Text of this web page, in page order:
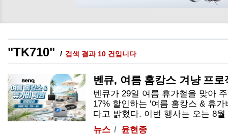
"TK710" 검색 결과 10 건입니다
벤큐, 여름 홈캉스 겨냥 프
벤큐가 29일 여름 휴가철을 맞아
17% 할인하는 '여름 홈캉스 & 휴
다고 밝혔다. 이번 행사는 오는 8
뉴스
윤현종